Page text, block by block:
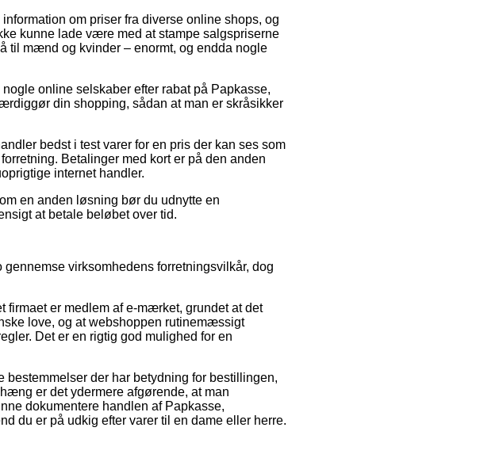
om priser fra diverse online shops, og
kunne lade være med at stampe salgspriserne
til mænd og kvinder – enormt, og endda nogle
online selskaber efter rabat på Papkasse,
din shopping, sådan at man er skråsikker
bedst i test varer for en pris der kan ses som
Betalinger med kort er på den anden
internet handler.
en anden løsning bør du udnytte en
at betale beløbet over tid.
virksomhedens forretningsvilkår, dog
firmaet er medlem af e-mærket, grundet at det
love, og at webshoppen rutinemæssigt
Det er en rigtig god mulighed for en
bestemmelser der har betydning for bestillingen,
er det ydermere afgørende, at man
dokumentere handlen af Papkasse,
du er på udkig efter varer til en dame eller herre.